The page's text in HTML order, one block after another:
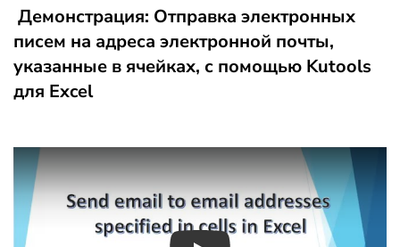
Демонстрация: Отправка электронных
писем на адреса электронной почты,
указанные в ячейках, с помощью Kutools
для Excel